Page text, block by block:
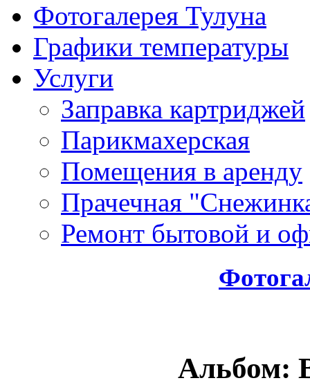
Фотогалерея Тулуна
Графики температуры
Услуги
Заправка картриджей
Парикмахерская
Помещения в аренду
Прачечная
Ремонт бытовой и
Альбом: